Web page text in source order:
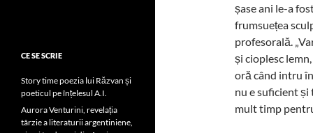
șase ani le-a
frumsuețea
profesorală.
și cioplesc
oră când intru
nu e suficient și
mult timp
CE SE SCRIE
Story time poezia lui Răzvan și
poeticul pe înțelesul A.I.
Aurora Venturini, revelația
târzie a literaturii argentiniene,